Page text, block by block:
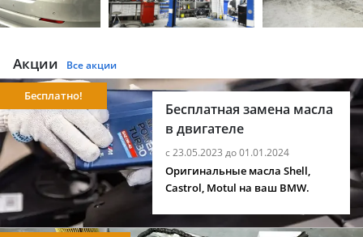
Акции Все акции
Бесплатная замена масла
в двигателе
с 23.05.2023 до 01.01.2024
Бесплатно!
Оригинальные масла Shell,
Castrol, Motul на ваш BMW.